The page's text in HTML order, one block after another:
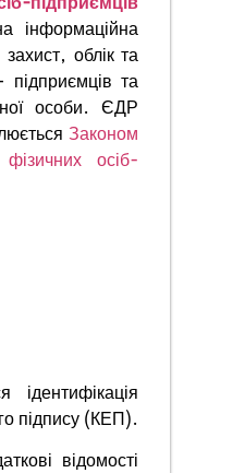
облік та
підприємців та
особи. ЄДР
Законом
осіб-
підпису (КЕП).
відомості